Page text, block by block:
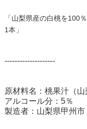
「山梨県産の白桃を100
1本」
--------------------
原材料名：桃果汁（
アルコール分：5％
製造者：山梨県甲州